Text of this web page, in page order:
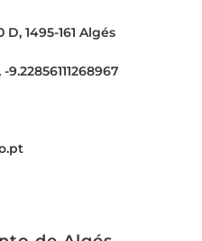
1495-161 Algés
9.22856111268967